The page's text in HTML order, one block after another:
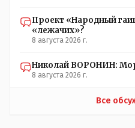
Проект «Народный
«лежачих»?
8 августа 2026 г.
Николай ВОРОНИН:
8 августа 2026 г.
Все